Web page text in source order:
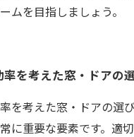
ムを目指しましょう。
を考えた窓・ドアの
を考えた窓・ドアの選
に重要な要素です。適